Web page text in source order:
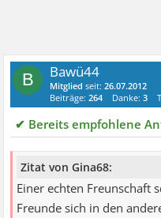
B Bawü44
Mitglied seit:26.07.2012
Beiträge:264 Danke:3
✔ Bereits empfohlene
Zitat von Gina68:
Einer echten Freunschaft
Freunde sich in den